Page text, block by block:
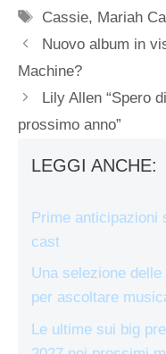
Tag
Cassie, Mariah
Nuovo album in
Machine?
Lily Allen “Spero
prossimo anno”
LEGGI ANCHE:
Prime anticipazioni
cast
Una selezione
per ascoltare
Le ultime sui big